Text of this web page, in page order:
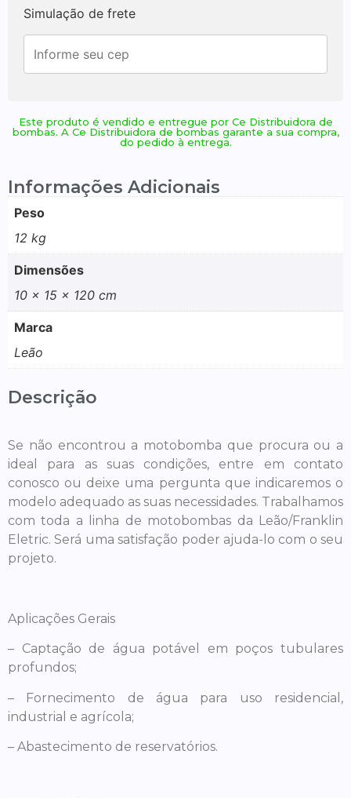
Simulação de frete
Este produto é vendido e entregue por Ce Distribuidora de
bombas. A Ce Distribuidora de bombas garante a sua compra,
do pedido à entrega.
Informações Adicionais
Peso
12 kg
Dimensões
10 × 15 × 120 cm
Marca
Leão
Descrição
Se não encontrou a motobomba que procura ou a
ideal para as suas condições, entre em contato
conosco ou deixe uma pergunta que indicaremos o
modelo adequado as suas necessidades. Trabalhamos
com toda a linha de motobombas da Leão/Franklin
Eletric. Será uma satisfação poder ajuda-lo com o seu
projeto.
Aplicações Gerais
– Captação de água potável em poços tubulares
profundos;
– Fornecimento de água para uso residencial,
industrial e agrícola;
– Abastecimento de reservatórios.